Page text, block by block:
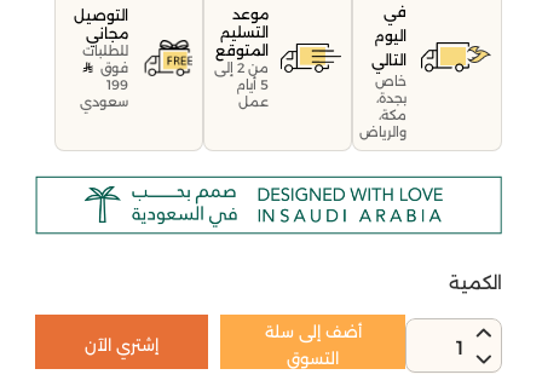
في
اليوم
التالي
خاص
بجدة،
مكة،
والرياض
موعد
التسليم
المتوقع
من 2 إلى
5 أيام
عمل
التوصيل
مجاني
للطلبات
فوق
199
سعودي
الكمية
1
أضف إلى سلة
التسوق
إشتري الآن